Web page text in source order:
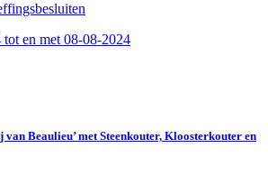
tot en met 08-08-2024
van Beaulieu’ met Steenkouter, Kloosterkouter en